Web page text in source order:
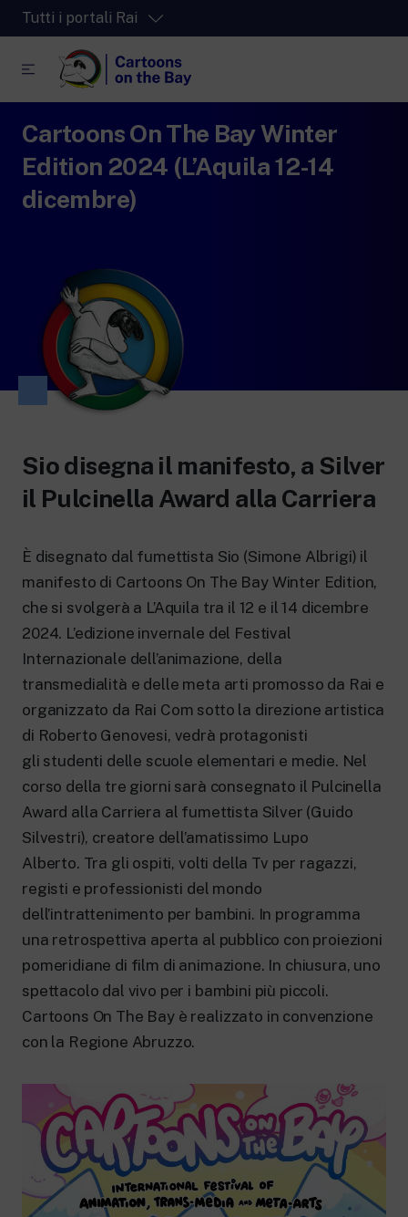
Tutti i portali Rai
La piattaforma di streaming video per tutti.
RaiPlay
La piattaforma digitale dei canali Radio
RaiPlay Sound
Lo spazio sicuro ricco di cartoni animati
per i più piccoli.
New 24 ore su 24: attualità, ultime notizie
RaiNews
Le redazioni regionali di RaiNews.
Approfondimenti culturali su Arte,
Letteratura, Storia e molto altro.
Rai Cultura
l’Università, i Docenti e l’istruzione degli
adulti.
Rai Scuola
Cartoons On The Bay Winter
Edition 2024 (L’Aquila 12-14
dicembre)
Sio disegna il manifesto, a Silver
il Pulcinella Award alla Carriera
È disegnato dal fumettista Sio (Simone Albrigi) il
manifesto di Cartoons On The Bay Winter Edition,
che si svolgerà a L’Aquila tra il 12 e il 14 dicembre
2024. L’edizione invernale del Festival
Internazionale dell’animazione, della
transmedialità e delle meta arti promosso da Rai e
organizzato da Rai Com sotto la direzione artistica
di Roberto Genovesi, vedrà protagonisti
gli studenti delle scuole elementari e medie. Nel
corso della tre giorni sarà consegnato il Pulcinella
Award alla Carriera al fumettista Silver (Guido
Silvestri), creatore dell’amatissimo Lupo
Alberto. Tra gli ospiti, volti della Tv per ragazzi,
registi e professionisti del mondo
dell’intrattenimento per bambini. In programma
una retrospettiva aperta al pubblico con proiezioni
pomeridiane di film di animazione. In chiusura, uno
spettacolo dal vivo per i bambini più piccoli.
Cartoons On The Bay è realizzato in convenzione
con la Regione Abruzzo.